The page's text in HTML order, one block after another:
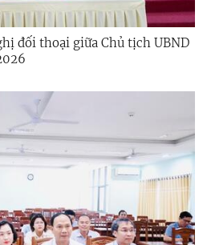
đối thoại giữa Chủ tịch UBND